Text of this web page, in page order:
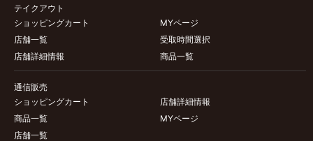
テイクアウト
ショッピングカート
受取時間選択
商品一覧
店舗一覧
店舗詳細情報
MYページ
通信販売
ショッピングカート
商品一覧
店舗一覧
店舗詳細情報
MYページ